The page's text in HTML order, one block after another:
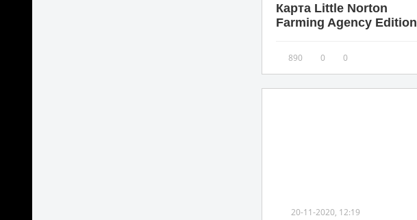
Карта Little Norton
Farming Agency Edition
890 0 0
20-11-2020, 12:19